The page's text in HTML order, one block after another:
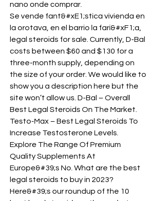
nano onde comprar.
Se vende fant&#xE1;stica vivienda en
la orotava, en el barrio la fari&#xF1;a,
legal steroids for sale. Currently, D-Bal
costs between $60 and $130 for a
three-month supply, depending on
the size of your order. We would like to
show you a description here but the
site won’t allow us. D-Bal – Overall
Best Legal Steroids On The Market.
Testo-Max – Best Legal Steroids To
Increase Testosterone Levels.
Explore The Range Of Premium
Quality Supplements At
Europe&#39;s No. What are the best
legal steroids to buy in 2023?
Here&#39;s our roundup of the 10